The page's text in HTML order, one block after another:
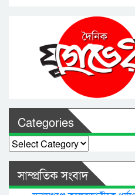
Categories
Categories
সাম্প্রতিক সংবাদ